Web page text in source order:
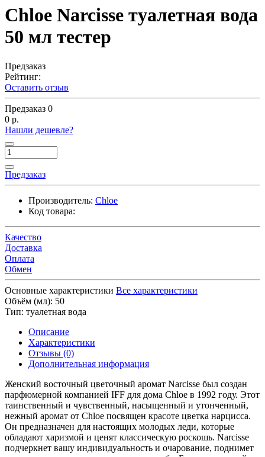
Chloe Narcisse туалетная вода
50 мл тестер
Предзаказ
Рейтинг:
Оставить отзыв
Предзаказ 0
0 р.
Нашли дешевле?
Предзаказ
Производитель: Chloe
Код товара:
Качество
Доставка
Оплата
Обмен
Основные характеристики Все характеристики
Объём (мл): 50
Тип: туалетная вода
Описание
Характеристики
Отзывы (0)
Дополнительная информация
Женский восточный цветочный аромат Narcisse был создан
парфюмерной компанией IFF для дома Chloe в 1992 году. Этот
таинственный и чувственный, насыщенный и утонченный,
нежный аромат от Chloe посвящен красоте цветка нарцисса.
Он предназначен для настоящих молодых леди, которые
обладают харизмой и ценят классическую роскошь. Narcisse
подчеркнет вашу индивидуальность и очарование, поднимет